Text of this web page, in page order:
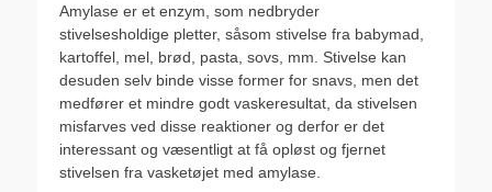
Amylase er et enzym, som nedbryder
stivelsesholdige pletter, såsom stivelse fra babymad,
kartoffel, mel, brød, pasta, sovs, mm. Stivelse kan
desuden selv binde visse former for snavs, men det
medfører et mindre godt vaskeresultat, da stivelsen
misfarves ved disse reaktioner og derfor er det
interessant og væsentligt at få opløst og fjernet
stivelsen fra vasketøjet med amylase.